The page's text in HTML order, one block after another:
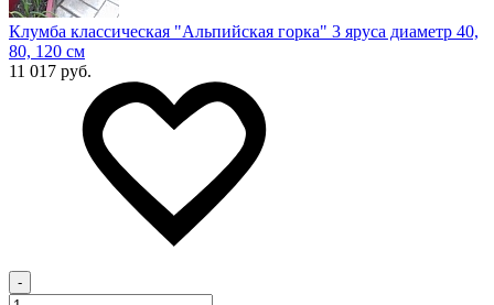
Клумба классическая "Альпийская горка" 3 яруса диаметр 40,
80, 120 см
11 017 руб.
-